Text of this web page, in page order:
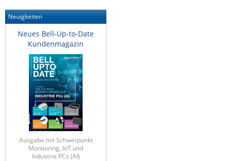
Neuigkeiten
Neues Bell-Up-to-Date
Kundenmagazin
Ausgabe mit Schwerpunkt
Monitoring, IoT und
Industrie PCs (AI)